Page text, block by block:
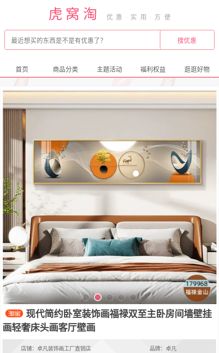
虎窝淘
首页 商品分类 主题活动 福利权益 逛逛好物
现代简约卧室装饰画福禄双至主卧房间墙壁挂
画轻奢床头画客厅壁画
店铺：卓凡装饰画工厂直销店
品牌：卓凡